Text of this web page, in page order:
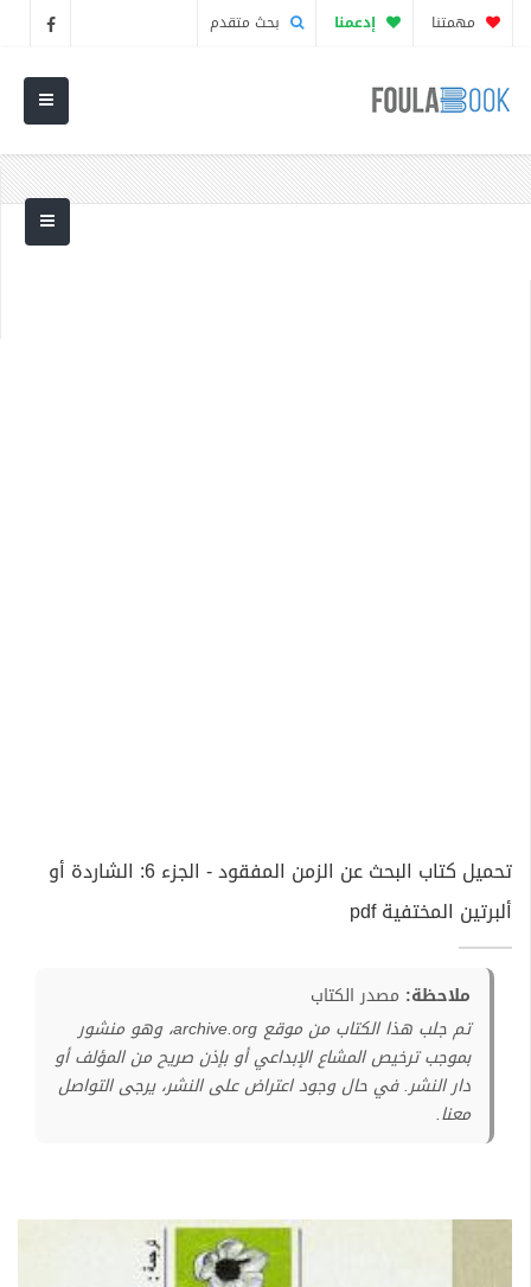
مهمتنا إدعمنا بحث متقدم
تحميل كتاب البحث عن الزمن المفقود - الجزء 6: الشاردة أو
ألبرتين المختفية pdf
ملاحظة: مصدر الكتاب
تم جلب هذا الكتاب من موقع archive.org، وهو منشور
بموجب ترخيص المشاع الإبداعي أو بإذن صريح من المؤلف أو
دار النشر. في حال وجود اعتراض على النشر، يرجى التواصل
معنا.